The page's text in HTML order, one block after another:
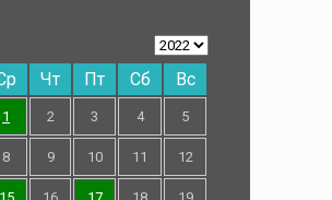
Чт Пт Сб Вс
1 2 3 4 5
8 9 10 11 12